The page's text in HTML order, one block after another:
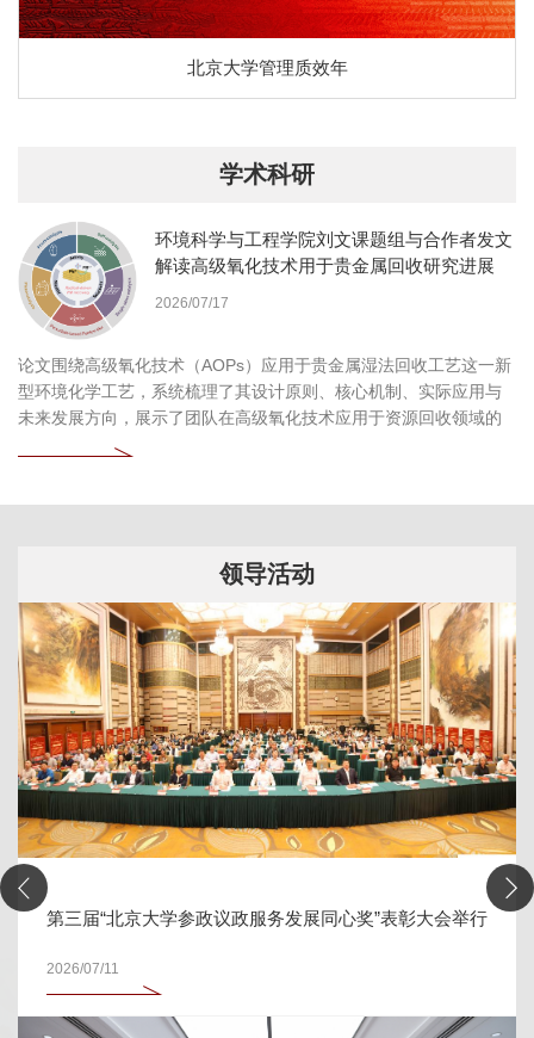
北京大学管理质效年
学术科研
环境科学与工程学院刘文课题组与合作者发文
解读高级氧化技术用于贵金属回收研究进展
2026/07/17
论文围绕高级氧化技术（AOPs）应用于贵金属湿法回收工艺这一新
型环境化学工艺，系统梳理了其设计原则、核心机制、实际应用与
未来发展方向，展示了团队在高级氧化技术应用于资源回收领域的
持续探索和深刻见解。
领导活动
第三届“北京大学参政议政服务发展同心奖”表彰大会举行
2026/07/11